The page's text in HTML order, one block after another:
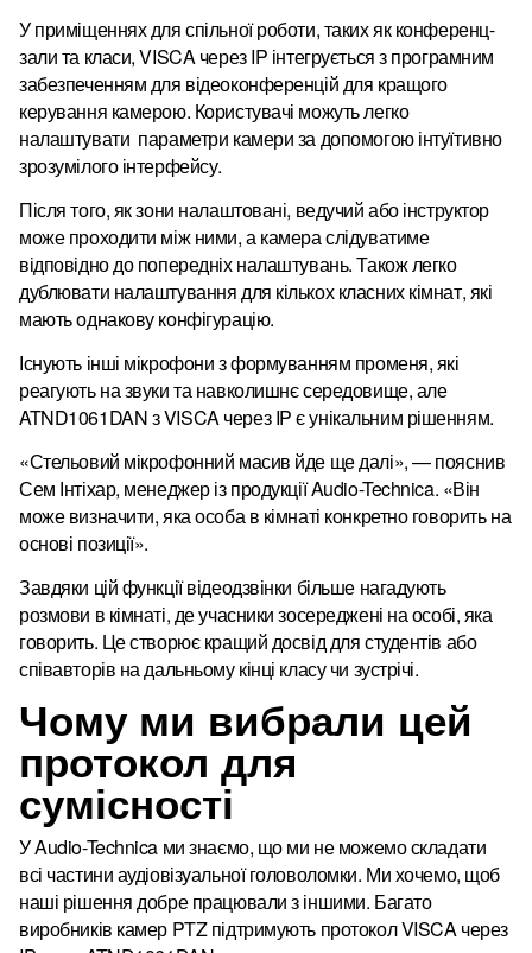
У приміщеннях для спільної роботи, таких як конференц-
зали та класи, VISCA через IP інтегрується з програмним
забезпеченням для відеоконференцій для кращого
керування камерою. Користувачі можуть легко
налаштувати параметри камери за допомогою інтуїтивно
зрозумілого інтерфейсу.
Після того, як зони налаштовані, ведучий або інструктор
може проходити між ними, а камера слідуватиме
відповідно до попередніх налаштувань.Також легко
дублювати налаштування для кількох класних кімнат, які
мають однакову конфігурацію.
Існують інші мікрофони з формуванням променя, які
реагують на звуки та навколишнє середовище, але
ATND1061DAN з VISCA через IP є унікальним рішенням.
«Стельовий мікрофонний масив йде ще далі», — пояснив
Сем Інтіхар, менеджер із продукції Audio-Technica. «Він
може визначити, яка особа в кімнаті конкретно говорить на
основі позиції».
Завдяки цій функції відеодзвінки більше нагадують
розмови в кімнаті, де учасники зосереджені на особі, яка
говорить. Це створює кращий досвід для студентів або
співавторів на дальньому кінці класу чи зустрічі.
Чому ми вибрали цей
протокол для
сумісності
У Audio-Technica ми знаємо, що ми не можемо складати
всі частини аудіовізуальної головоломки. Ми хочемо, щоб
наші рішення добре працювали з іншими. Багато
виробників камер PTZ підтримують протокол VISCA через